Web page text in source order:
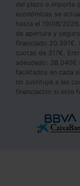
del plazo e importe
económicas se
hasta el 19/08/
de apertura y
financiado 20.391 €.
cuotas de 317€.
adeudado: 38.040€
facilitados en cada
no sustituye a las
financiación si este